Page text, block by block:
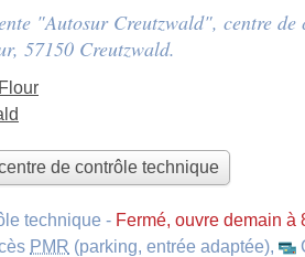
"Autosur Creutzwald", centre
, 57150 Creutzwald.
de contrôle technique
technique - Fermé, ouvre demain à
PMR (parking, entrée adaptée),